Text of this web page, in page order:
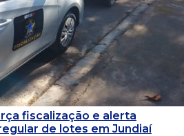
fiscalização e alerta
de lotes em Jundiaí